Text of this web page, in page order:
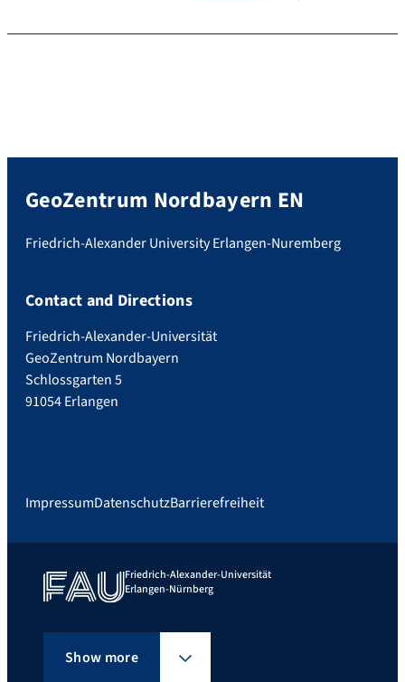
GeoZentrum Nordbayern EN
Friedrich-Alexander University Erlangen-Nuremberg
Contact and Directions
Friedrich-Alexander-Universität
GeoZentrum Nordbayern
Schlossgarten 5
91054 Erlangen
ImpressumDatenschutzBarrierefreiheit
Friedrich-Alexander-Universität
Erlangen-Nürnberg
Show more